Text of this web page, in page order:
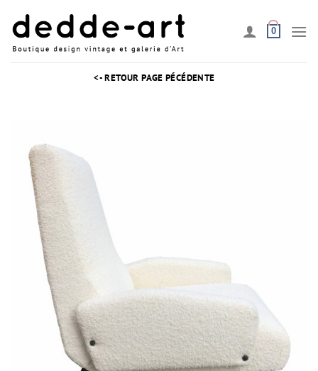
contenu
0
<- RETOUR PAGE PÉCÉDENTE